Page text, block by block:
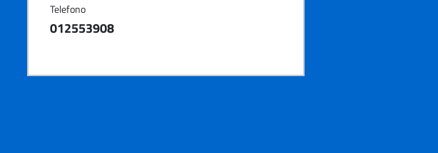
Telefono
012553908